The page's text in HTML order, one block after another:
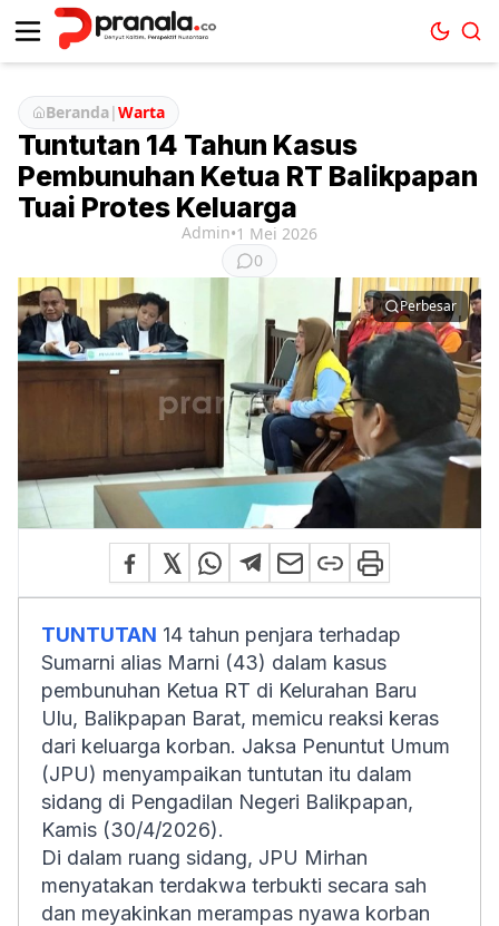
Beranda|Warta
Tuntutan 14 Tahun Kasus
Pembunuhan Ketua RT Balikpapan
Tuai Protes Keluarga
Admin•1 Mei 2026
0
Perbesar
TUNTUTAN 14 tahun penjara terhadap
Sumarni alias Marni (43) dalam kasus
pembunuhan Ketua RT di Kelurahan Baru
Ulu, Balikpapan Barat, memicu reaksi keras
dari keluarga korban. Jaksa Penuntut Umum
(JPU) menyampaikan tuntutan itu dalam
sidang di Pengadilan Negeri Balikpapan,
Kamis (30/4/2026).
Di dalam ruang sidang, JPU Mirhan
menyatakan terdakwa terbukti secara sah
dan meyakinkan merampas nyawa korban